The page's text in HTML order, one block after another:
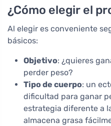
¿Cómo elegir el
Al elegir es conveniente
básicos:
Objetivo: ¿quieres
perder peso?
Tipo de cuerpo: un
dificultad para ganar
estrategia diferente a
almacena grasa